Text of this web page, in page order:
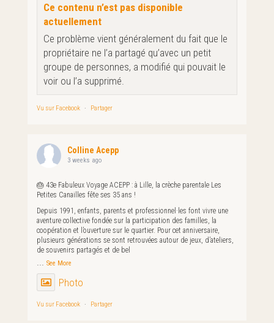
Ce contenu n’est pas disponible
actuellement
Ce problème vient généralement du fait que le
propriétaire ne l’a partagé qu’avec un petit
groupe de personnes, a modifié qui pouvait le
voir ou l’a supprimé.
Vu sur Facebook · Partager
Colline Acepp
3 weeks ago
🎂 43e Fabuleux Voyage ACEPP : à Lille, la crèche parentale Les
Petites Canailles fête ses 35 ans !
Depuis 1991, enfants, parents et professionnel·les font vivre une
aventure collective fondée sur la participation des familles, la
coopération et l’ouverture sur le quartier. Pour cet anniversaire,
plusieurs générations se sont retrouvées autour de jeux, d’ateliers,
de souvenirs partagés et de bel
See More
Photo
Vu sur Facebook · Partager